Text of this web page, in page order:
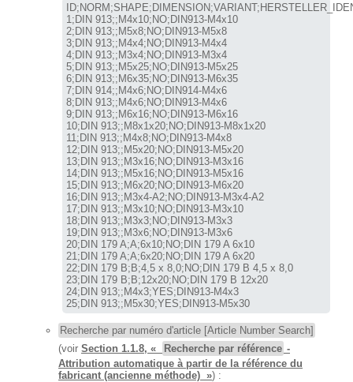
1;DIN 913;;M4x10;NO;DIN913-M4x10
2;DIN 913;;M5x8;NO;DIN913-M5x8
3;DIN 913;;M4x4;NO;DIN913-M4x4
4;DIN 913;;M3x4;NO;DIN913-M3x4
5;DIN 913;;M5x25;NO;DIN913-M5x25
6;DIN 913;;M6x35;NO;DIN913-M6x35
7;DIN 914;;M4x6;NO;DIN914-M4x6
8;DIN 913;;M4x6;NO;DIN913-M4x6
9;DIN 913;;M6x16;NO;DIN913-M6x16
10;DIN 913;;M8x1x20;NO;DIN913-M8x1x20
11;DIN 913;;M4x8;NO;DIN913-M4x8
12;DIN 913;;M5x20;NO;DIN913-M5x20
13;DIN 913;;M3x16;NO;DIN913-M3x16
14;DIN 913;;M5x16;NO;DIN913-M5x16
15;DIN 913;;M6x20;NO;DIN913-M6x20
16;DIN 913;;M3x4-A2;NO;DIN913-M3x4-A2
17;DIN 913;;M3x10;NO;DIN913-M3x10
18;DIN 913;;M3x3;NO;DIN913-M3x3
19;DIN 913;;M3x6;NO;DIN913-M3x6
20;DIN 179 A;A;6x10;NO;DIN 179 A 6x10
21;DIN 179 A;A;6x20;NO;DIN 179 A 6x20
22;DIN 179 B;B;4,5 x 8,0;NO;DIN 179 B 4,5 x 8,0
23;DIN 179 B;B;12x20;NO;DIN 179 B 12x20
24;DIN 913;;M4x3;YES;DIN913-M4x3
25;DIN 913;;M5x30;YES;DIN913-M5x30
Recherche par numéro d'article [Article Number Search]
(voir Section 1.1.8, « Recherche par référence -
Attribution automatique à partir de la référence du
fabricant (ancienne méthode) ») :